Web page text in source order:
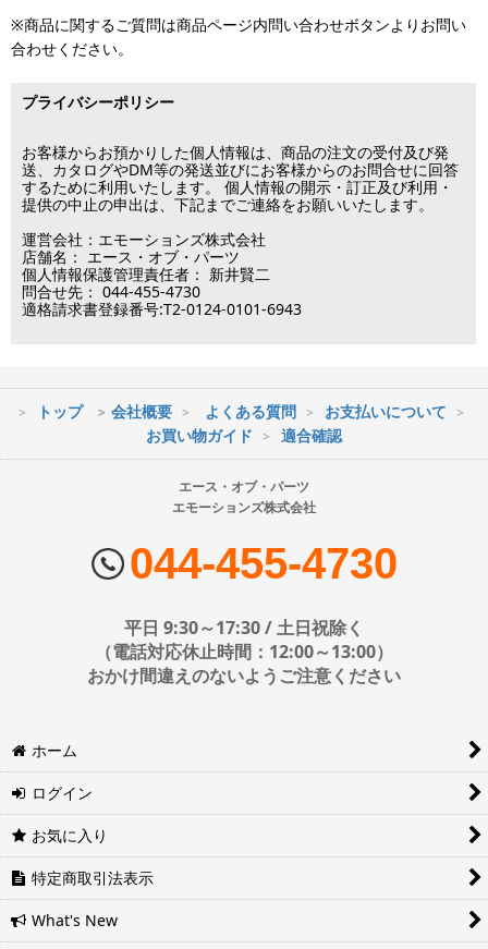
固定タイプ 中型(およそ26-50インチ)
固定タイプ 超大型(およそ65インチ以上)
片面（通常） 小型(およそ12-26インチ)
片面（通常） 中型(およそ26-42インチ)
片面（通常） 大型(およそ37-65インチ)
片面（通常） 超大型(およそ55インチ以上)
両面(ダブル） 中型(およそ26-42インチ)
両面(ダブル） 大型(およそ37-65インチ)
両面(ダブル） 超大型(およそ55インチ以上)
エアーポール 金具セット 中型(およそ26-50インチ)
エアーポール 金具セット 大型(およそ50-65インチ)
エアーポール オプションパーツ
エアーポール AVラックセット
エアーポール バイクハンガー
エアーポール フック
エアーポール 棚板
※銀行振り込み・郵便振替・コンビニ決済・PayPayオンライン決済
の場合、ご入金確認後の発送となります。
済・代引決済のみ当日出荷が可能です。
※クレジットカード・代引き決済以外のお支払方法を選択されてい
※メーカー発注品は除きます。
※最短到着をご希望の場合、時間指定不可の地域があります。
※配送業者の状況により荷物に遅延が生じる場合もございますので
ヤマト運輸・佐川急便・日本郵便・西濃運輸を使用しております。
配送会社はお選びいただけません。
時間指定は下記の通りです。
日時指定は4日後以降の指定となります。それ以前の日時指定をご希
望の場合は備考欄に記入をお願いします。
■地域ごとの最短配達日時について
い。
ヤマト運輸サービスレベル一覧表(PDF)
西濃運輸サービスレベル一覧表(PDF)
この日は出荷業務を行いませんので予めご了承下さい。
■営業日
営業時間：09:30～17:30
（電話対応休止時間：12:00～13:00）
土日祝日は出荷業務のみ行います。
土日祝日は電話・メールのお問い合わせ返信は
※商品に関するご質問は商品ページ内問い合わせボタンよりお問い
合わせください。
プライバシーポリシー
お客様からお預かりした個人情報は、商品の注文の受付及び発
送、カタログやDM等の発送並びにお客様からのお問合せに回答
するために利用いたします。 個人情報の開示・訂正及び利用・
提供の中止の申出は、下記までご連絡をお願いいたします。
運営会社：エモーションズ株式会社
店舗名： エース・オブ・パーツ
個人情報保護管理責任者： 新井賢二
問合せ先： 044-455-4730
適格請求書登録番号:T2-0124-0101-6943
トップ 会社概要 よくある質問
お支払いについて
お買い物ガイド
適合確認
エース・オブ・パーツ
エモーションズ株式会社
044-455-4730
平日 9:30～17:30 / 土日祝除く
（電話対応休止時間：12:00～13:00）
おかけ間違えのないようご注意ください
ホーム
ログイン
お気に入り
特定商取引法表示
What's New